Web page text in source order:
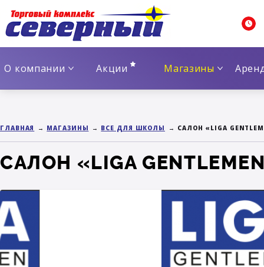
О компании Акции Магазины
ГЛАВНАЯ МАГАЗИНЫ ВСЕ ДЛЯ ШКОЛЫ САЛОН «LIGA
САЛОН «LIGA